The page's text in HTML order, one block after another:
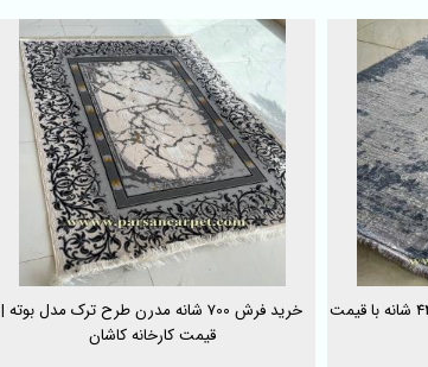
فرش ماشینی مدرن طوسی لایت 440 شانه با قیمت
خرید فرش 700 شانه مدرن طرح ترک مدل بوته |
قیمت کارخانه کاشان